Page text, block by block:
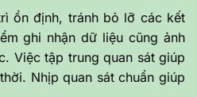
ổn định, tránh bỏ lỡ các kết
ghi nhận dữ liệu cũng ảnh
Việc tập trung quan sát giúp
Nhịp quan sát chuẩn giúp